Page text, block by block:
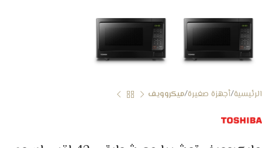
الرئيسية أجهزة صغيرة ميكروويف